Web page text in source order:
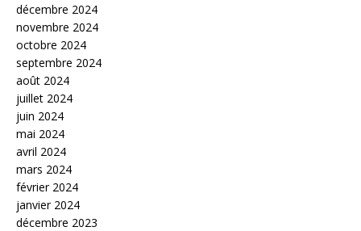
décembre 2024
novembre 2024
octobre 2024
septembre 2024
août 2024
juillet 2024
juin 2024
mai 2024
avril 2024
mars 2024
février 2024
janvier 2024
décembre 2023